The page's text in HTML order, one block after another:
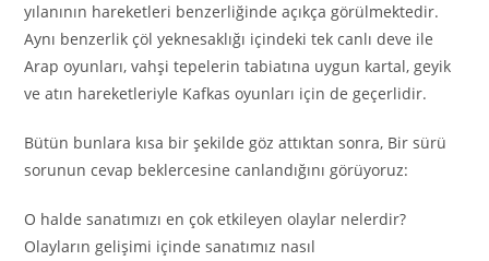
yılanının hareketleri benzerliğinde açıkça görülmektedir.
Aynı benzerlik çöl yeknesaklığı içindeki tek canlı deve ile
Arap oyunları, vahşi tepelerin tabiatına uygun kartal, geyik
ve atın hareketleriyle Kafkas oyunları için de geçerlidir.
Bütün bunlara kısa bir şekilde göz attıktan sonra, Bir sürü
sorunun cevap beklercesine canlandığını görüyoruz:
O halde sanatımızı en çok etkileyen olaylar nelerdir?
Olayların gelişimi içinde sanatımız nasıl